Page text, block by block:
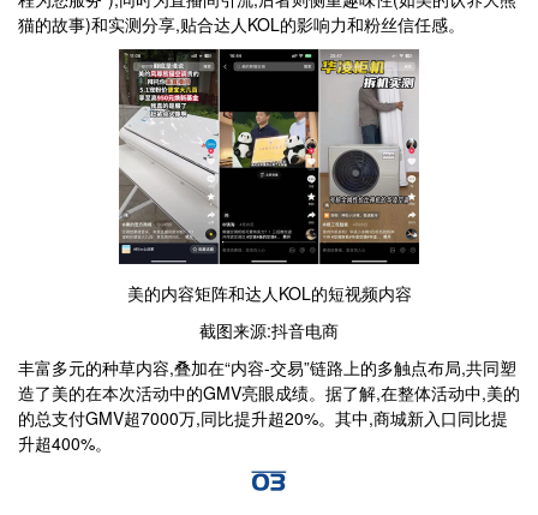
猫的故事)和实测分享,贴合达人KOL的影响力和粉丝信任感。
美的内容矩阵和达人KOL的短视频内容
截图来源:抖音电商
丰富多元的种草内容,叠加在“内容-交易”链路上的多触点布局,共同塑
造了美的在本次活动中的GMV亮眼成绩。据了解,在整体活动中,美的
的总支付GMV超7000万,同比提升超20%。其中,商城新入口同比提
升超400%。